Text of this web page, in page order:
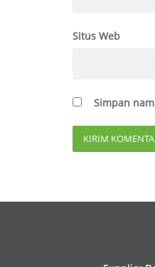
Situs Web
Simpan